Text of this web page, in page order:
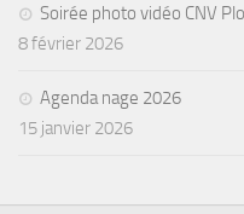
Soirée photo vidéo CNV
8 février 2026
Agenda nage 2026
15 janvier 2026